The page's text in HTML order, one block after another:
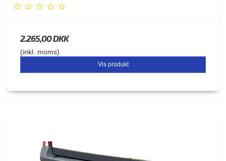
2.265,00 DKK
(inkl. moms)
Vis produkt